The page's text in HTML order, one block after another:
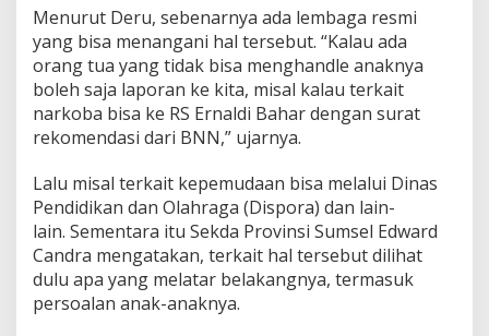
k
M
i
l
i
t
e
H
e
r
m
n
D
Menurut Deru, sebenarnya ada lembaga resmi
yang bisa menangani hal tersebut. “Kalau ada
orang tua yang tidak bisa menghandle anaknya
boleh saja laporan ke kita, misal kalau terkait
narkoba bisa ke RS Ernaldi Bahar dengan surat
rekomendasi dari BNN,” ujarnya.
Lalu misal terkait kepemudaan bisa melalui Dinas
Pendidikan dan Olahraga (Dispora) dan lain-
lain. Sementara itu Sekda Provinsi Sumsel Edward
Candra mengatakan, terkait hal tersebut dilihat
dulu apa yang melatar belakangnya, termasuk
persoalan anak-anaknya.